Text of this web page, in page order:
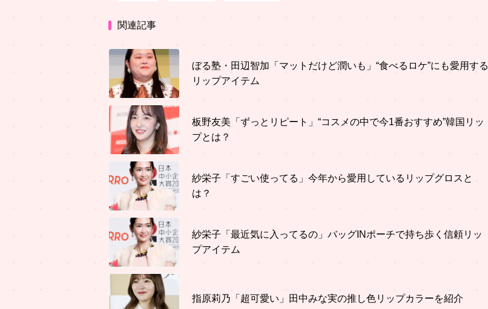
関連記事
ぼる塾・田辺智加「マットだけど潤いも」“食べるロケ”にも愛用する
リップアイテム
板野友美「ずっとリピート」“コスメの中で今1番おすすめ”韓国リッ
プとは？
紗栄子「すごい使ってる」今年から愛用しているリップグロスと
は？
紗栄子「最近気に入ってるの」バッグINポーチで持ち歩く信頼リッ
プアイテム
指原莉乃「超可愛い」田中みな実の推し色リップカラーを紹介